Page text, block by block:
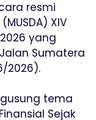
resmi
XIV
2026 yang
Sumatera
2026).
tema
Sejak